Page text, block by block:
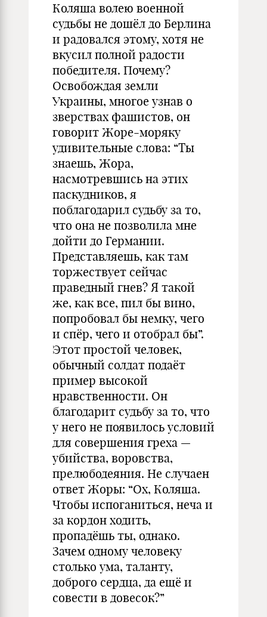
Коляша волею военной
судьбы не дошёл до Берлина
и радовался этому, хотя не
вкусил полной радости
победителя. Почему?
Освобождая земли
Украины, многое узнав о
зверствах фашистов, он
говорит Жоре-моряку
удивительные слова: “Ты
знаешь, Жора,
насмотревшись на этих
паскудников, я
поблагодарил судьбу за то,
что она не позволила мне
дойти до Германии.
Представляешь, как там
торжествует сейчас
праведный гнев? Я такой
же, как все, пил бы вино,
попробовал бы немку, чего
и спёр, чего и отобрал бы”.
Этот простой человек,
обычный солдат подаёт
пример высокой
нравственности. Он
благодарит судьбу за то, что
у него не появилось условий
для совершения греха —
убийства, воровства,
прелюбодеяния. Не случаен
ответ Жоры: “Ох, Коляша.
Чтобы испоганиться, неча и
за кордон ходить,
пропадёшь ты, однако.
Зачем одному человеку
столько ума, таланту,
доброго сердца, да ещё и
совести в довесок?”